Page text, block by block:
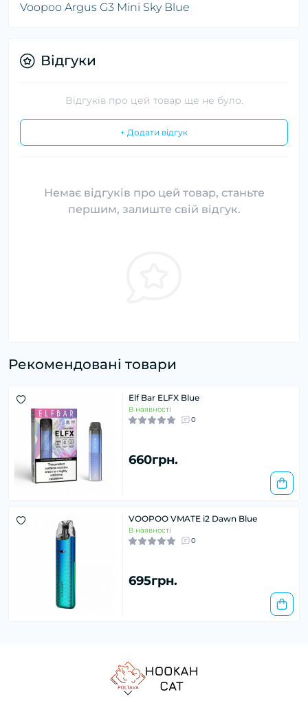
Voopoo Argus G3 Mini Sky Blue
Відгуки
Відгуків про цей товар ще не було.
+ Додати відгук
Немає відгуків про цей товар, станьте
першим, залиште свій відгук.
Рекомендовані товари
Elf Bar ELFX Blue
В наявності
0
660грн.
VOOPOO VMATE i2 Dawn Blue
В наявності
0
695грн.